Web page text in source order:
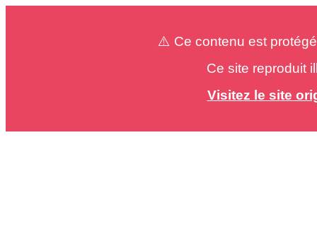
⚠️ Ce contenu est
Ce site reproduit
Visitez le site